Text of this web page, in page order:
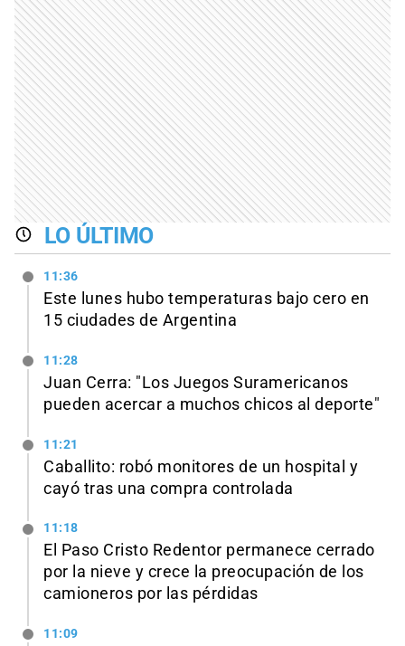
LO ÚLTIMO
11:36
Este lunes hubo temperaturas bajo cero en
15 ciudades de Argentina
11:28
Juan Cerra: "Los Juegos Suramericanos
pueden acercar a muchos chicos al deporte"
11:21
Caballito: robó monitores de un hospital y
cayó tras una compra controlada
11:18
El Paso Cristo Redentor permanece cerrado
por la nieve y crece la preocupación de los
camioneros por las pérdidas
11:09